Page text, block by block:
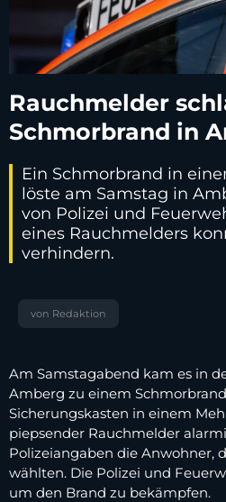
Rauchmelder
Schmorbrand in
Ein Schmorbrand in
löste am Samstag in
von Polizei und
eines Rauchmelders
verhindern.
von Redaktion
Am Samstagabend kam es in
Amberg zu einem
Sicherungskasten in einem
piepsender Rauchmelder
Polizeiangaben die Anwohner,
wählten. Die Polizei und
um den Brand zu bekämpfen.